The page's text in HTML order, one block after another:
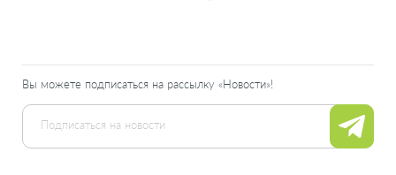
Вы можете подписаться на рассылку «Новости»!